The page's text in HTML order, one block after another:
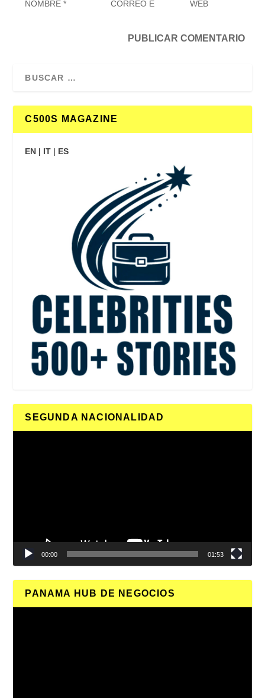
C500S MAGAZINE
EN | IT | ES
SEGUNDA NACIONALIDAD
00:00 01:53
PANAMA HUB DE NEGOCIOS